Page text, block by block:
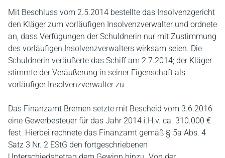
Mit Beschluss vom 2.5.2014 bestellte das Insolvenzgericht
den Kläger zum vorläufigen Insolvenzverwalter und ordnete
an, dass Verfügungen der Schuldnerin nur mit Zustimmung
des vorläufigen Insolvenzverwalters wirksam seien. Die
Schuldnerin veräußerte das Schiff am 2.7.2014; der Kläger
stimmte der Veräußerung in seiner Eigenschaft als
vorläufiger Insolvenzverwalter zu.
Das Finanzamt Bremen setzte mit Bescheid vom 3.6.2016
eine Gewerbesteuer für das Jahr 2014 i.H.v. ca. 310.000 €
fest. Hierbei rechnete das Finanzamt gemäß § 5a Abs. 4
Satz 3 Nr. 2 EStG den fortgeschriebenen